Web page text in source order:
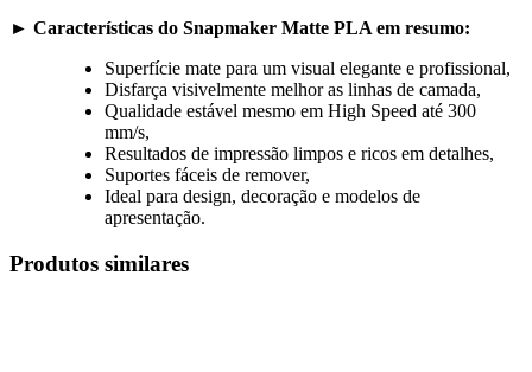
► Características do Snapmaker Matte PLA em resumo:
Superfície mate para um visual elegante e profissional,
Disfarça visivelmente melhor as linhas de camada,
Qualidade estável mesmo em High Speed até 300
mm/s,
Resultados de impressão limpos e ricos em detalhes,
Suportes fáceis de remover,
Ideal para design, decoração e modelos de
apresentação.
Produtos similares